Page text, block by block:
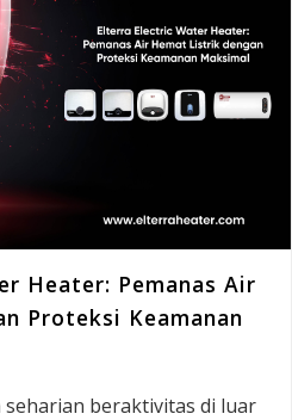
Heater: Pemanas Air
Proteksi Keamanan
beraktivitas di luar